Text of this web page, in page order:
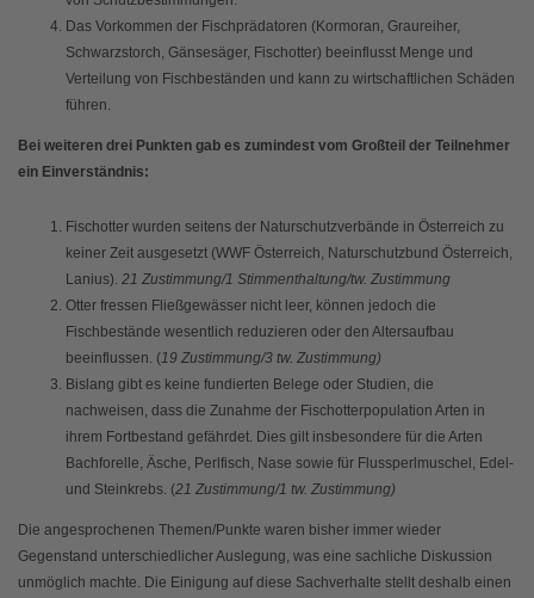
Das Vorkommen der Fischprädatoren (Kormoran, Graureiher,
Schwarzstorch, Gänsesäger, Fischotter) beeinflusst Menge und
Verteilung von Fischbeständen und kann zu wirtschaftlichen Schäden
führen.
Bei weiteren drei Punkten gab es zumindest vom Großteil der Teilnehmer
ein Einverständnis:
Fischotter wurden seitens der Naturschutzverbände in Österreich zu
keiner Zeit ausgesetzt (WWF Österreich, Naturschutzbund Österreich,
Lanius). 21 Zustimmung/1 Stimmenthaltung/tw. Zustimmung
Otter fressen Fließgewässer nicht leer, können jedoch die
Fischbestände wesentlich reduzieren oder den Altersaufbau
beeinflussen. (19 Zustimmung/3 tw. Zustimmung)
Bislang gibt es keine fundierten Belege oder Studien, die
nachweisen, dass die Zunahme der Fischotterpopulation Arten in
ihrem Fortbestand gefährdet. Dies gilt insbesondere für die Arten
Bachforelle, Äsche, Perlfisch, Nase sowie für Flussperlmuschel, Edel-
und Steinkrebs. (21 Zustimmung/1 tw. Zustimmung)
Die angesprochenen Themen/Punkte waren bisher immer wieder
Gegenstand unterschiedlicher Auslegung, was eine sachliche Diskussion
unmöglich machte. Die Einigung auf diese Sachverhalte stellt deshalb einen